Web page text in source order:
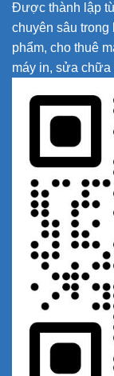
Được thành lập
chuyên sâu
phẩm, cho thuê
máy in, sửa chữa